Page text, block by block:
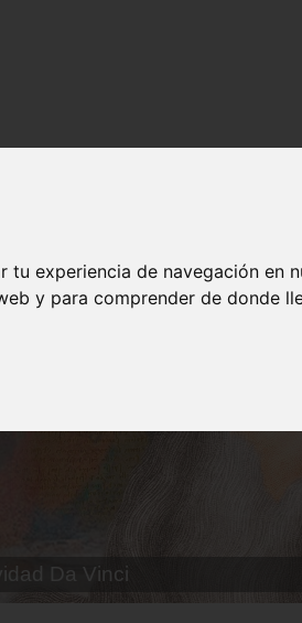
experiencia de navegación en
y para comprender de donde
Da Vinci